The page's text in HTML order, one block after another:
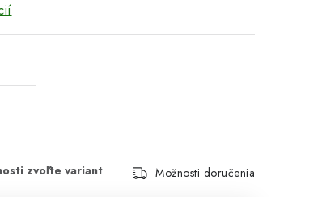
Možnosti doručenia